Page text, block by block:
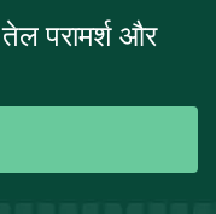
परामर्श और